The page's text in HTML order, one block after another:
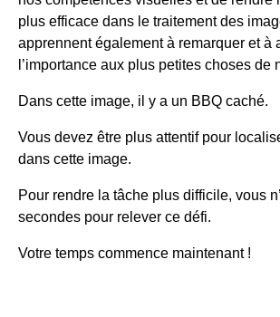
plus efficace dans le traitement des
apprennent également à remarquer et à
l’importance aux plus petites choses de
Dans cette image, il y a un BBQ caché.
Vous devez être plus attentif pour
dans cette image.
Pour rendre la tâche plus difficile, vous
secondes pour relever ce défi.
Votre temps commence maintenant !